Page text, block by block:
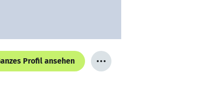
Profil ansehen